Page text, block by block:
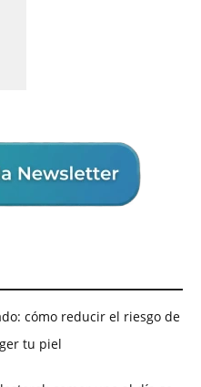
cómo reducir el riesgo de
tu piel